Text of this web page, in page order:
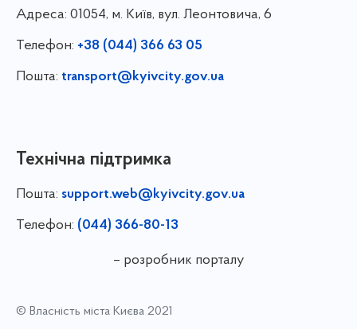
Адреса: 01054, м. Київ, вул. Леонтовича, 6
Телефон: +38 (044) 366 63 05
Пошта: transport@kyivcity.gov.ua
Технічна підтримка
Пошта: support.web@kyivcity.gov.ua
Телефон: (044) 366-80-13
– розробник порталу
© Власність міста Києва 2021